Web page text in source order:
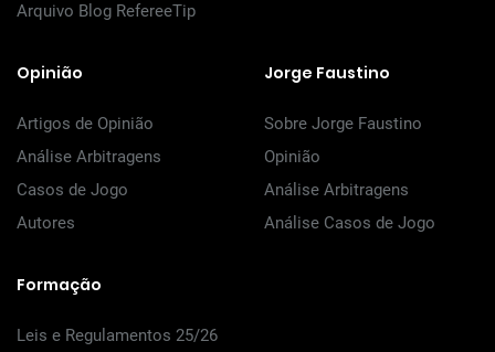
Arquivo Blog RefereeTip
Opinião
Artigos de Opinião
Análise Arbitragens
Casos de Jogo
Autores
Jorge Faustino
Sobre Jorge Faustino
Opinião
Análise Arbitragens
Análise Casos de Jogo
Formação
Leis e Regulamentos 25/26